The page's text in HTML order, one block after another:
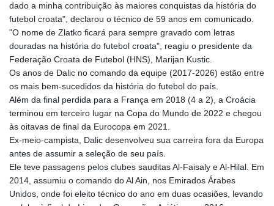
HUF 364.625083
IDR 20648.821428
ILS 3.46629
IMP 0.856077
INR 109.809273
IQD 1509.393123
IRR
1584474.640687
ISK 142.41109
JEP 0.856077
JMD 182.637459
JOD 0.81708
JPY 182.544457
KES 149.083075
KGS 100.783234
dado a minha contribuição às maiores conquistas da história do
futebol croata", declarou o técnico de 59 anos em comunicado.
"O nome de Zlatko ficará para sempre gravado com letras
douradas na história do futebol croata", reagiu o presidente da
Federação Croata de Futebol (HNS), Marijan Kustic.
Os anos de Dalic no comando da equipe (2017-2026) estão entre
os mais bem-sucedidos da história do futebol do país.
Além da final perdida para a França em 2018 (4 a 2), a Croácia
terminou em terceiro lugar na Copa do Mundo de 2022 e chegou
às oitavas de final da Eurocopa em 2021.
Ex-meio-campista, Dalic desenvolveu sua carreira fora da Europa
antes de assumir a seleção de seu país.
Ele teve passagens pelos clubes sauditas Al-Faisaly e Al-Hilal. Em
2014, assumiu o comando do Al Ain, nos Emirados Árabes
Unidos, onde foi eleito técnico do ano em duas ocasiões, levando